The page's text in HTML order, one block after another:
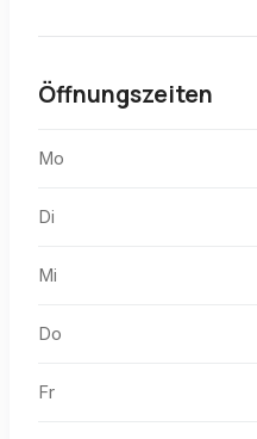
Öffnungszeiten
Mo
Di
Mi
Do
Fr